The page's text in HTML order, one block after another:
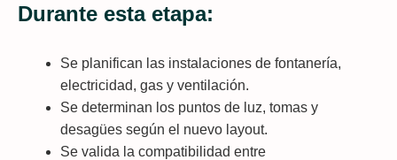
Durante esta etapa:
Se planifican las instalaciones de fontanería,
electricidad, gas y ventilación.
Se determinan los puntos de luz, tomas y
desagües según el nuevo layout.
Se valida la compatibilidad entre